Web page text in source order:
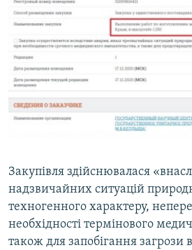
Закупівля здійснювалася
надзвичайних ситуацій
техногенного характеру,
необхідності термінового
також для запобігання